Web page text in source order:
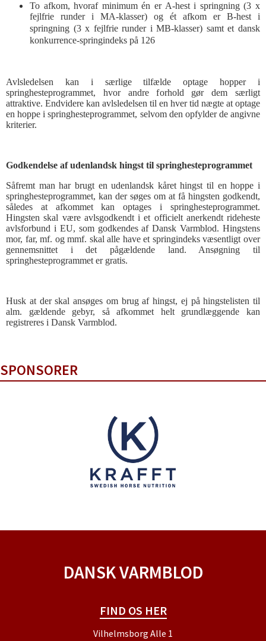
To afkom, hvoraf minimum én er A-hest i springning (3 x
fejlfrie runder i MA-klasser) og ét afkom er B-hest i
springning (3 x fejlfrie runder i MB-klasser) samt et dansk
konkurrence-springindeks på 126
Avlsledelsen kan i særlige tilfælde optage hopper i
springhesteprogrammet, hvor andre forhold gør dem særligt
attraktive. Endvidere kan avlsledelsen til en hver tid nægte at optage
en hoppe i springhesteprogrammet, selvom den opfylder de angivne
kriterier.
Godkendelse af udenlandsk hingst til springhesteprogrammet
Såfremt man har brugt en udenlandsk kåret hingst til en hoppe i
springhesteprogrammet, kan der søges om at få hingsten godkendt,
således at afkommet kan optages i springhesteprogrammet.
Hingsten skal være avlsgodkendt i et officielt anerkendt rideheste
avlsforbund i EU, som godkendes af Dansk Varmblod. Hingstens
mor, far, mf. og mmf. skal alle have et springindeks væsentligt over
gennemsnittet i det pågældende land. Ansøgning til
springhesteprogrammet er gratis.
Husk at der skal ansøges om brug af hingst, ej på hingstelisten til
alm. gældende gebyr, så afkommet helt grundlæggende kan
registreres i Dansk Varmblod.
SPONSORER
DANSK VARMBLOD
FIND OS HER
Vilhelmsborg Alle 1